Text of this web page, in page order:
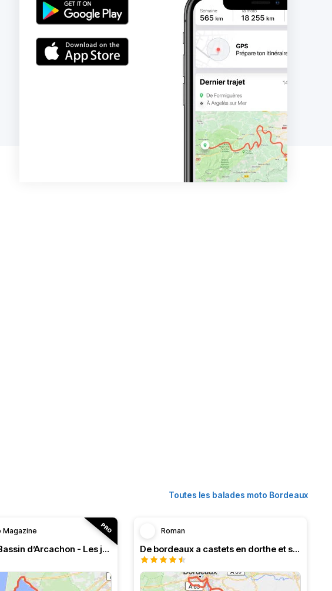
Toutes les balades moto Bordeaux
Magazine
RT n°18 Le Bassin d’Arcachon - Les jardins d’Épicure
Roman
De bordeaux a castets en dorthe et ses écluses